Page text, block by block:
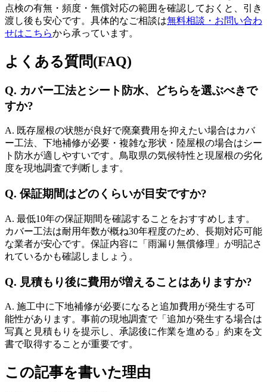
点検の有無・頻度・無償対応の範囲を確認しておくと、引き
渡し後も安心です。具体的なご相談は無料相談・お問い合わ
せはこちらから承っています。
よくある質問(FAQ)
Q. カバー工法とシート防水、どちらを選ぶべきで
すか?
A. 既存屋根の状態が良好で廃棄費用を抑えたい場合はカバ
ー工法、下地補修が必要・複雑な形状・陸屋根の場合はシー
ト防水が適しやすいです。鳥取県の気候特性と現屋根の劣化
度を現地調査で判断します。
Q. 保証期間はどのくらいが目安ですか?
A. 最低10年の保証期間を確認することをおすすめします。
カバー工法は耐用年数が概ね30年程度のため、長期対応可能
な業者が安心です。保証内容に「雨漏り無償修理」が明記さ
れているかも確認しましょう。
Q. 見積もり後に費用が増えることはありますか?
A. 施工中に下地補修が必要になると追加費用が発生する可
能性があります。事前の現地調査で「追加が発生する場合は
写真と見積もりを提示し、承認後に作業を進める」約束を文
書で取得することが重要です。
この記事を書いた理由